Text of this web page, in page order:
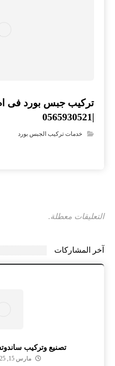
تركيب جبس بورد فى ام
|0565930521
خدمات تركيب الجبس بورد
التعليقات معطلة.
آخر المشاركات
تصنيع وتركيب
مارس 15, 2025